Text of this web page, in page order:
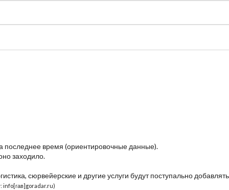
последнее время (ориентировочные данные).
заходило.
сюрвейерские и другие услуги будут поступально
info[гав]goradar.ru)